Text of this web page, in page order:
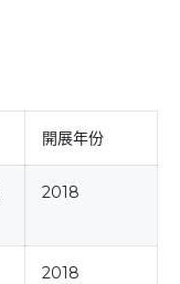
開展年份
2018
2018